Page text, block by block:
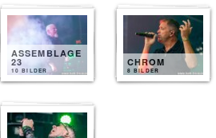
ASSEMBLAGE
23
10 BILDER
CHROM
8 BILDER